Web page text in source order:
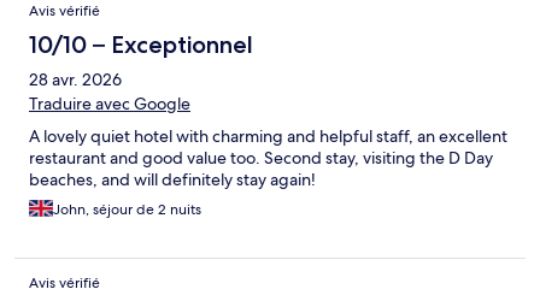
Avis vérifié
10/10 – Exceptionnel
28 avr. 2026
Traduire avec Google
A lovely quiet hotel with charming and helpful staff, an excellent
restaurant and good value too. Second stay, visiting the D Day
beaches, and will definitely stay again!
John, séjour de 2 nuits
Avis vérifié